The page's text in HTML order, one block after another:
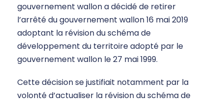
gouvernement wallon a décidé de retirer
l’arrêté du gouvernement wallon 16 mai 2019
adoptant la révision du schéma de
développement du territoire adopté par le
gouvernement wallon le 27 mai 1999.
Cette décision se justifiait notamment par la
volonté d’actualiser la révision du schéma de